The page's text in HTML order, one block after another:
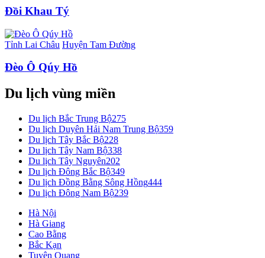
Đồi Khau Tý
Tỉnh Lai Châu Huyện Tam Đường
Đèo Ô Qúy Hồ
Du lịch vùng miền
Du lịch Bắc Trung Bộ275
Du lịch Duyên Hải Nam Trung Bộ359
Du lịch Tây Bắc Bộ228
Du lịch Tây Nam Bộ338
Du lịch Tây Nguyên202
Du lịch Đông Bắc Bộ349
Du lịch Đồng Bằng Sông Hồng444
Du lịch Đông Nam Bộ239
Hà Nội
Hà Giang
Cao Bằng
Bắc Kạn
Tuyên Quang